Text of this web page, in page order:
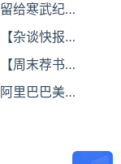
年12月3日
汇率2023年7
月6日
留给寒武纪的
时间还有多
久？
【杂谈快报】
亚马逊明年停
止中国Kindle
营，符合条件
【周末荐书】
怪客思维：像
阿里巴巴美股
13%；TikTok